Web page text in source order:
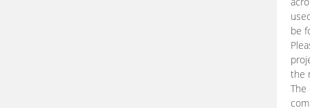
be
the
The